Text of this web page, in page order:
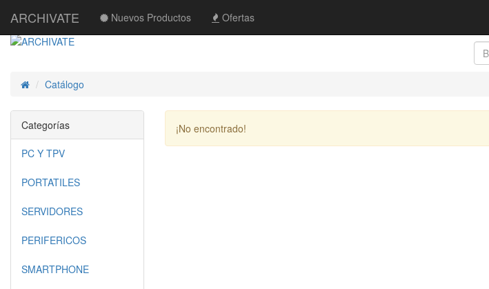
ARCHIVATE Nuevos Productos Ofertas
InicioCatálogo
¡No encontrado!
Categorías
PC Y TPV
PORTATILES
SERVIDORES
PERIFERICOS
SMARTPHONE